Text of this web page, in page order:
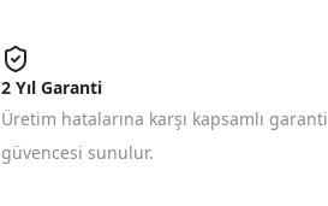
2 Yıl Garanti
Üretim hatalarına karşı kapsamlı garanti
güvencesi sunulur.